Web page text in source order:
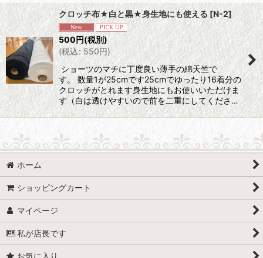
クロッチ布★白と黒★身生地にも使える[N-2]
500円(税別)
(税込: 550円)
ショーツのマチに丁度良い薄手の綿天竺で
す。 数量1が25cmです25cmでゆったり16着分の
クロッチがとれます身生地にもお使いいただけま
す（白は透けやすいので前を二重にしてくださ…
ホーム
ショッピングカート
マイページ
私が店長です
お気に入り